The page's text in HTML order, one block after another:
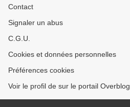
Contact
Signaler un abus
C.G.U.
Cookies et données personnelles
Préférences cookies
Voir le profil de sur le portail Overblog